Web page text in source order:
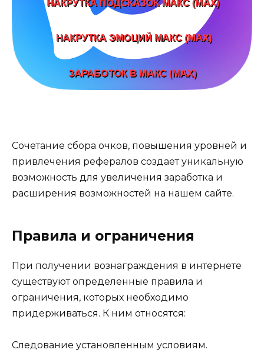
Сочетание сбора очков, повышения уровней и
привлечения рефералов создает уникальную
возможность для увеличения заработка и
расширения возможностей на нашем сайте.
Правила и ограничения
При получении вознаграждения в интернете
существуют определенные правила и
ограничения, которых необходимо
придерживаться. К ним относятся:
Следование установленным условиям.